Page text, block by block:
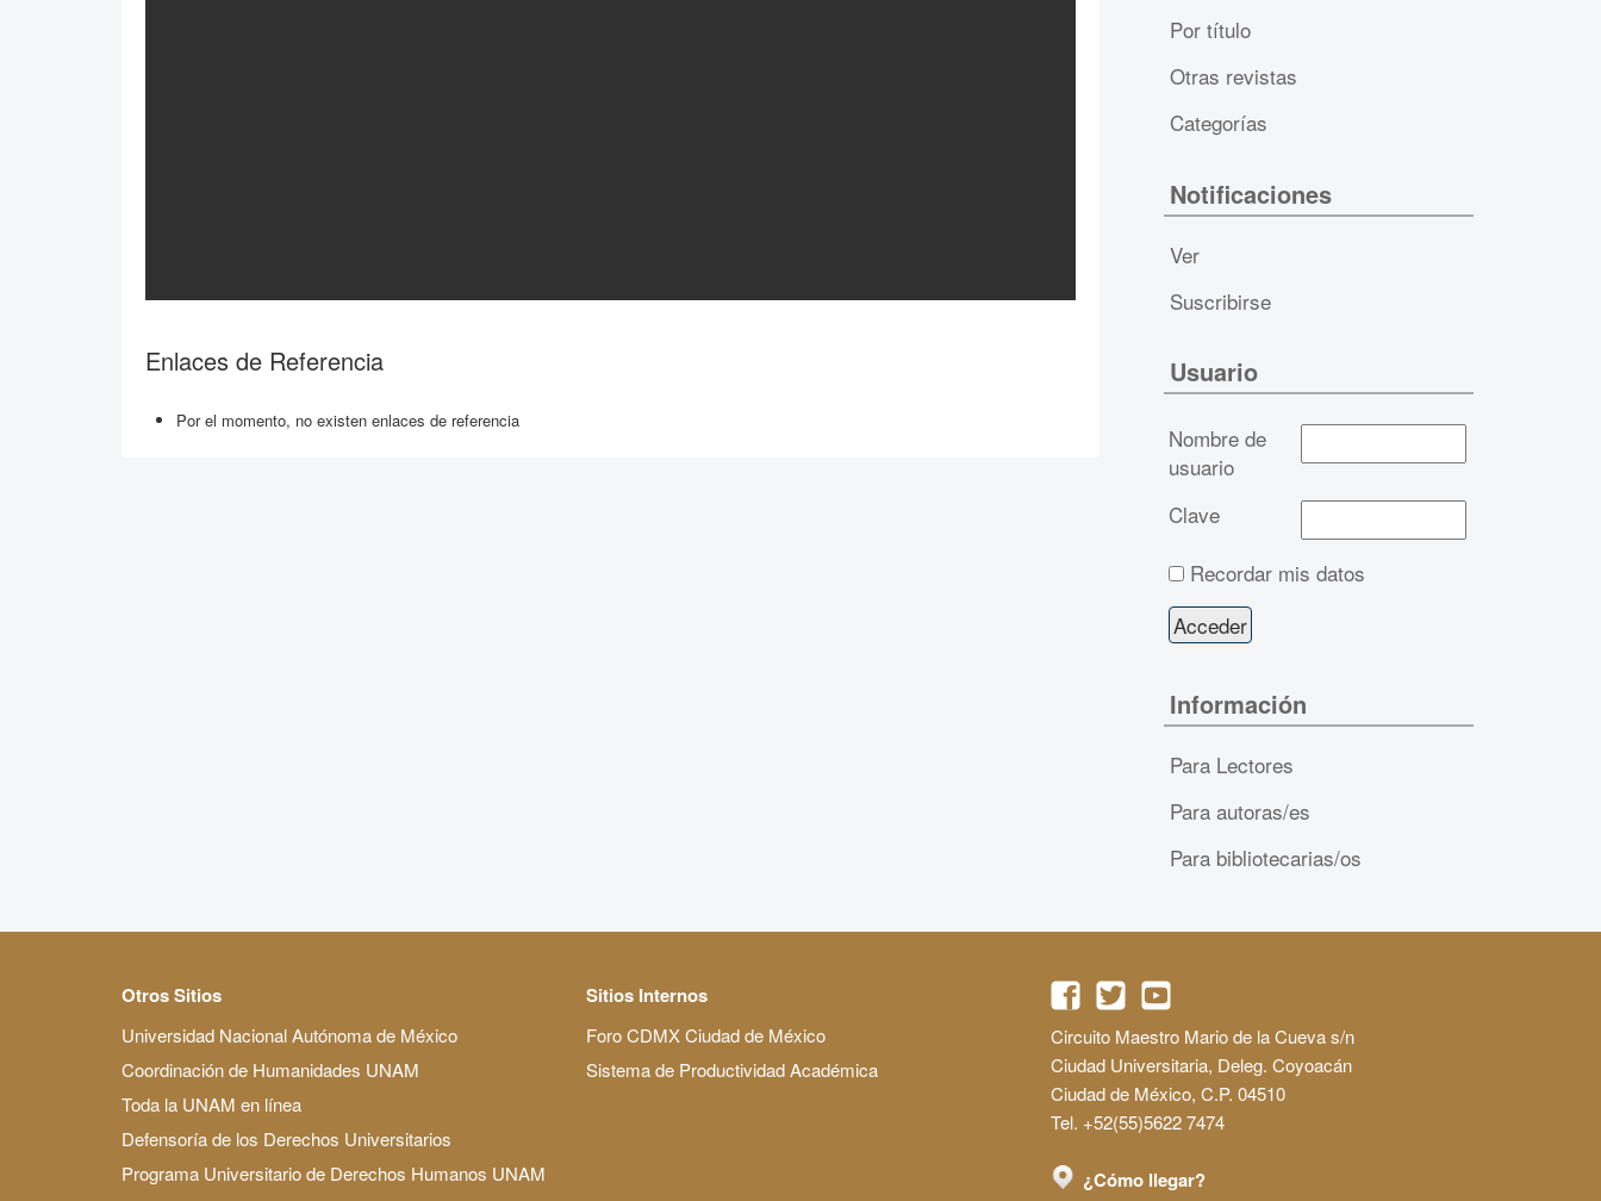
Enlaces de Referencia
Por el momento, no existen enlaces de referencia
Por título
Otras revistas
Categorías
Notificaciones
Ver
Suscribirse
Usuario
Nombre de
usuario
Clave
Recordar mis datos
Información
Para Lectores
Para autoras/es
Para bibliotecarias/os
Otros Sitios
Universidad Nacional Autónoma de México
Coordinación de Humanidades UNAM
Toda la UNAM en línea
Defensoría de los Derechos Universitarios
Programa Universitario de Derechos Humanos UNAM
Sitios Internos
Foro CDMX Ciudad de México
Sistema de Productividad Académica
Circuito Maestro Mario de la Cueva s/n
Ciudad Universitaria, Deleg. Coyoacán
Ciudad de México, C.P. 04510
Tel. +52(55)5622 7474
¿Cómo llegar?